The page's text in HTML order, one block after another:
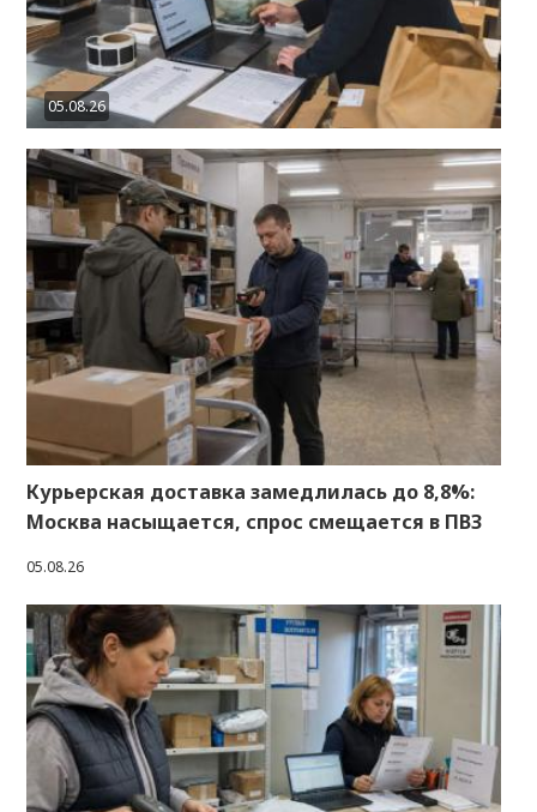
05.08.26
Курьерская доставка замедлилась до 8,8%:
Москва насыщается, спрос смещается в ПВЗ
05.08.26